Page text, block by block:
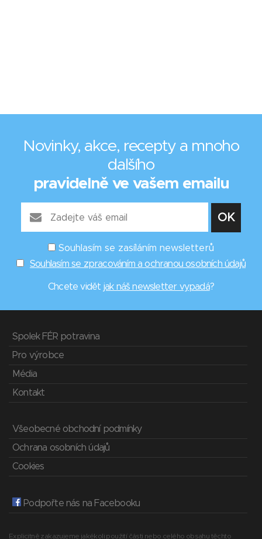
Novinky, akce, recepty a mnoho
dalšího
pravidelně ve vašem emailu
Souhlasím se zasíláním newsletterů
Souhlasím se zpracováním a ochranou osobních údajů
Chcete vidět jak náš newsletter vypadá?
Spolek FÉR potravina
Pro výrobce
Média
Kontakt
Všeobecné obchodní podmínky
Ochrana osobních údajů
Cookies
Podpořte nás na Facebooku
Explicitně zakazujeme jakékoli použití části nebo celého obsahu těchto